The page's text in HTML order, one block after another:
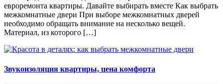
евроремонта квартиры. Давайте выбирать вместе Как выбрать
межкомнатные двери При выборе межкомнатных дверей
необходимо обращать внимание на несколько вещей.
Материал, из которого […]
Звукоизоляция квартиры, цена комфорта